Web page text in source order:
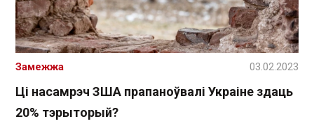
Ці насамрэч ЗША прапаноўвалі Украіне здаць
20% тэрыторый?
Замежжа 03.02.2023